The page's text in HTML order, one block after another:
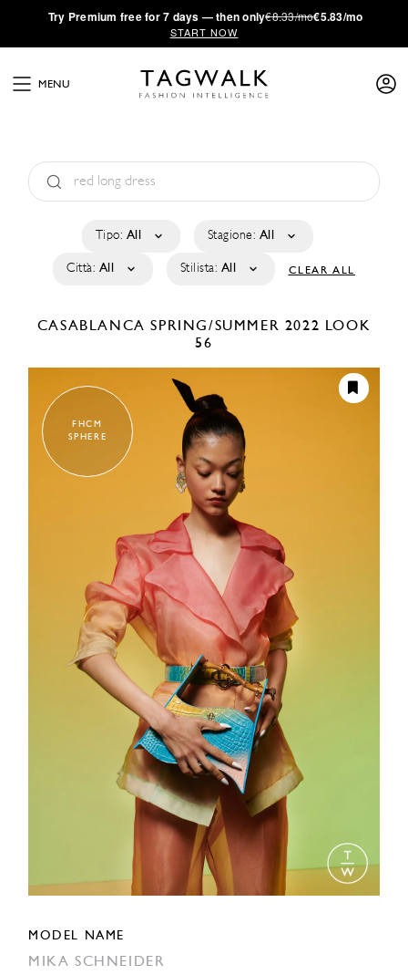
·Try Premium free for 7 days — then only€8.33/mo€5.83/mo
START NOW
MENU
Tipo: All Stagione: All
Città: All Stilista: All CLEAR ALL
CASABLANCASPRING/SUMMER 2022 LOOK
56
FHCM
SPHERE
MODEL NAME
MIKA SCHNEIDER